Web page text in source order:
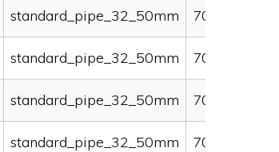
standard_pipe_32_50mm 70000
standard_pipe_32_50mm 70000
standard_pipe_32_50mm 70000
standard_pipe_32_50mm 70000